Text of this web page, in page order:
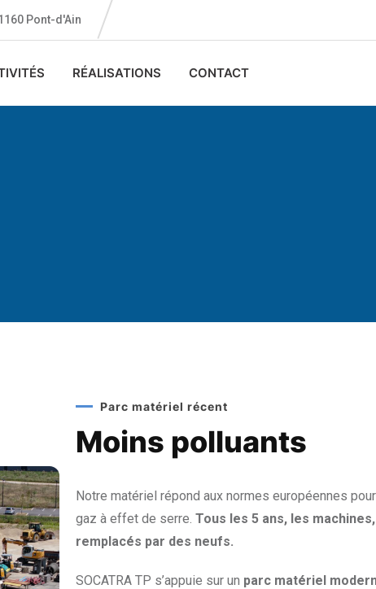
Pont-d'Ain
RÉALISATIONS CONTACT
Parc matériel récent
Moins polluants
Notre matériel répond aux normes européennes
gaz à effet de serre. Tous les 5 ans, les
remplacés par des neufs.
SOCATRA TP s’appuie sur un parc matériel